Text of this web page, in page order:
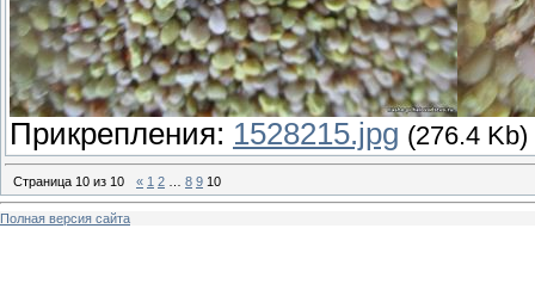
Прикрепления: 1528215.jpg (276.4 Kb)
Страница 10 из 10 « 1 2 8 9 10
Полная версия сайта